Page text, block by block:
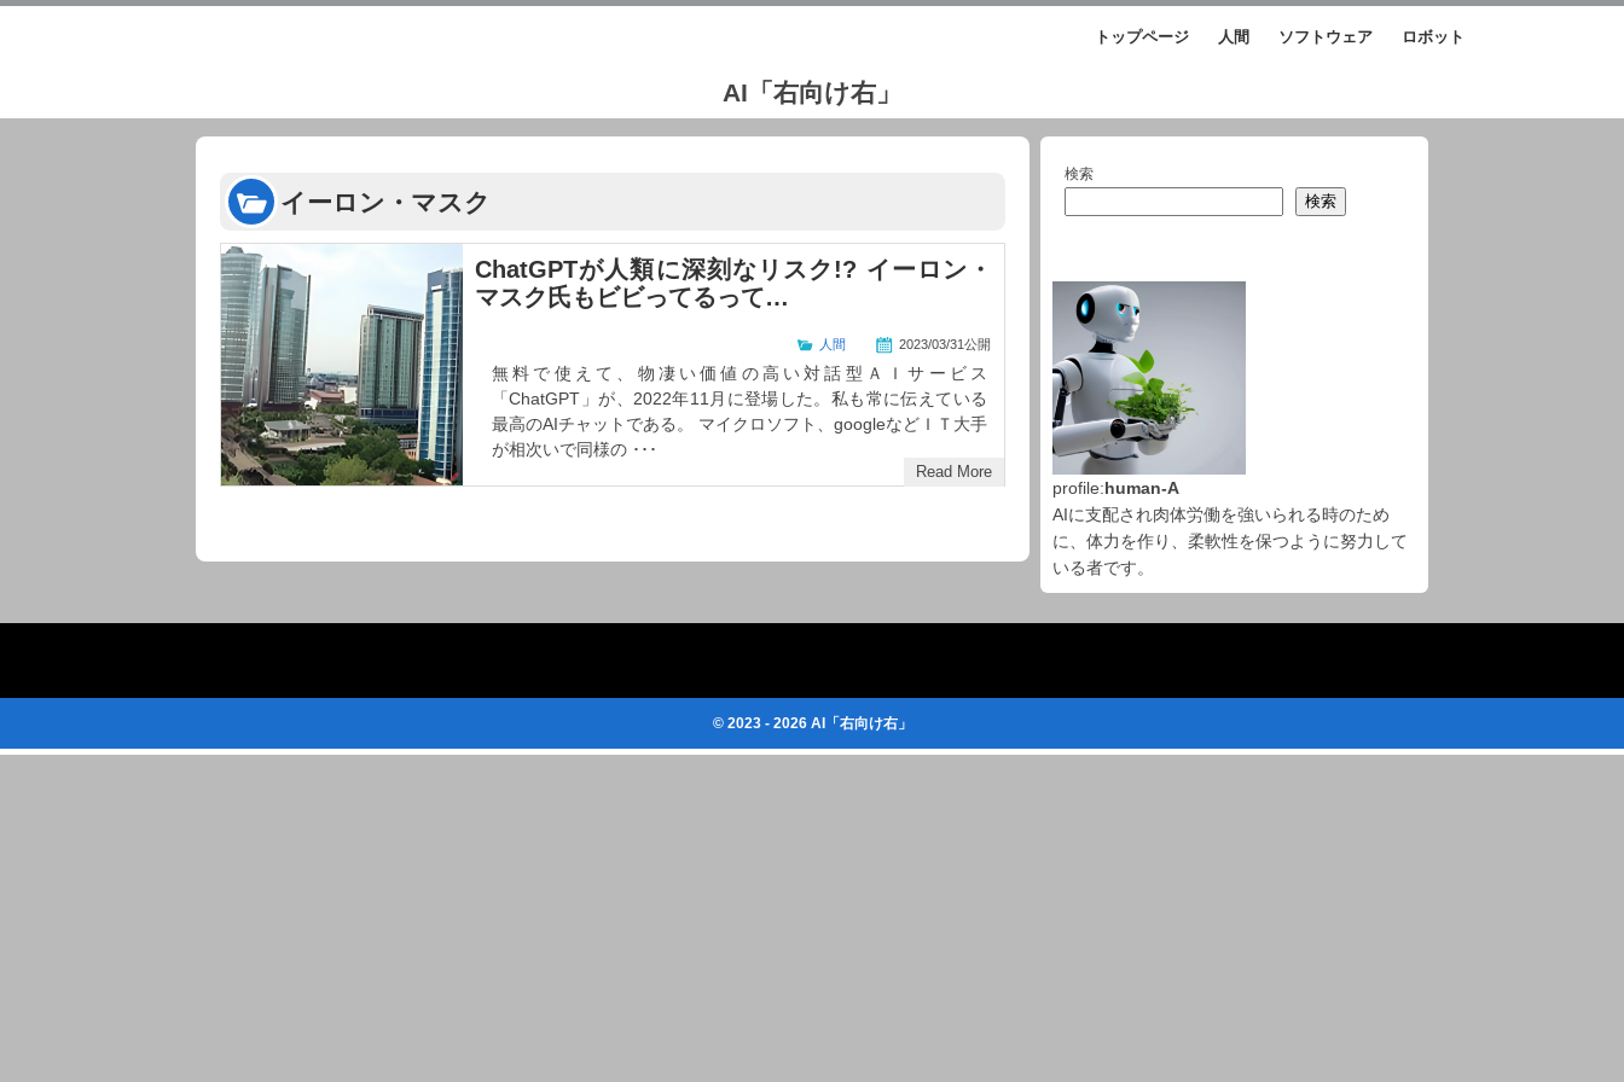
トップページ 人間 ソフトウェア ロボット
AI「右向け右」
イーロン・マスク
ChatGPTが人類に深刻なリスク!? イーロン・
マスク氏もビビってるって…
人間 2023/03/31公開
無料で使えて、物凄い価値の高い対話型ＡＩサービス
「ChatGPT」が、2022年11月に登場した。私も常に伝えている
最高のAIチャットである。 マイクロソフト、googleなどＩＴ大手
が相次いで同様の ･･･
Read More
検索
検索
profile:human-A
AIに支配され肉体労働を強いられる時のため
に、体力を作り、柔軟性を保つように努力して
いる者です。
© 2023 - 2026 AI「右向け右」